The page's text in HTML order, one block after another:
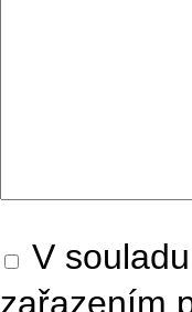
V
zařazením